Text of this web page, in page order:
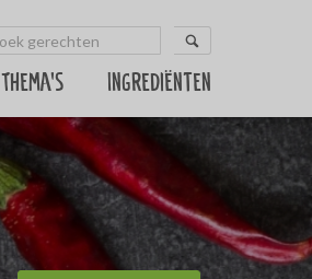
Thema's Ingrediënten